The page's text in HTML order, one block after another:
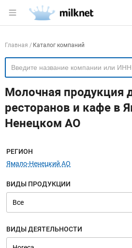
Раздел навигации по
Навигация по
Главная Каталог компаний
Молочная продукция
ресторанов и кафе в
Ненецком АО
Меню навигации
РЕГИОН
Ямало-Ненецкий АО
ВИДЫ ПРОДУКЦИИ
ВИДЫ ДЕЯТЕЛЬНОСТИ